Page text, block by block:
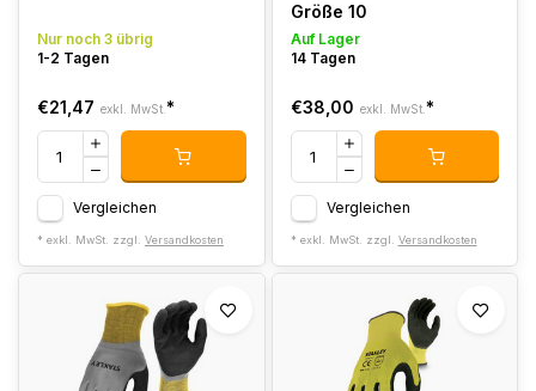
Nur noch 3 übrig
1-2 Tagen
€21,47 exkl. MwSt. *
Vergleichen
* exkl. MwSt. zzgl. Versandkosten
Größe 10
Auf Lager
14 Tagen
€38,00 exkl. MwSt. *
Vergleichen
* exkl. MwSt. zzgl. Versandkosten